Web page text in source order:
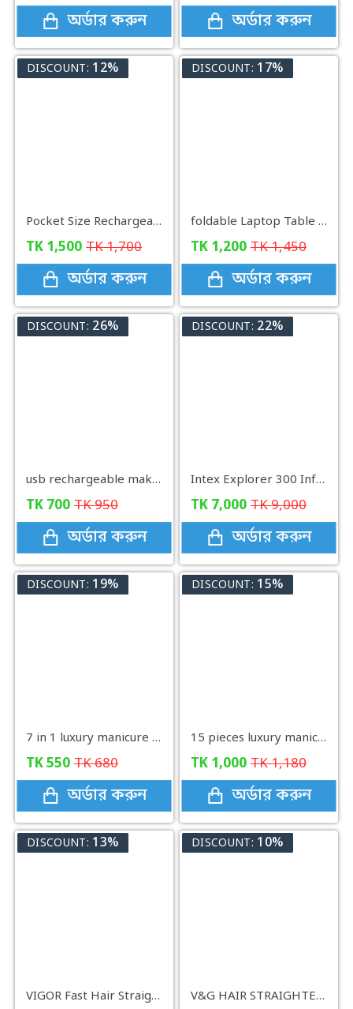
অর্ডার করুন অর্ডার করুন
DISCOUNT: 12%
Pocket Size Rechargeable Waterproof Razor
TK 1,500 TK1,700
অর্ডার করুন
DISCOUNT: 17%
foldable Laptop Table Sky Blue
TK 1,200 TK1,450
অর্ডার করুন
DISCOUNT: 26%
usb rechargeable makeup mirror fan with cute led ligh
TK 700 TK950
অর্ডার করুন
DISCOUNT: 22%
Intex Explorer 300 Inflatable Boat Set with Air Pump 3 Person
TK 7,000 TK9,000
অর্ডার করুন
DISCOUNT: 19%
7 in 1 luxury manicure set nail cutter kit
TK550 TK680
অর্ডার করুন
DISCOUNT: 15%
15 pieces luxury manicure set nail cutter kit
TK 1,000 TK1,180
অর্ডার করুন
DISCOUNT: 13%
VIGOR Fast Hair Straightener Professiona
DISCOUNT: 10%
V&G HAIR STRAIGHTENER